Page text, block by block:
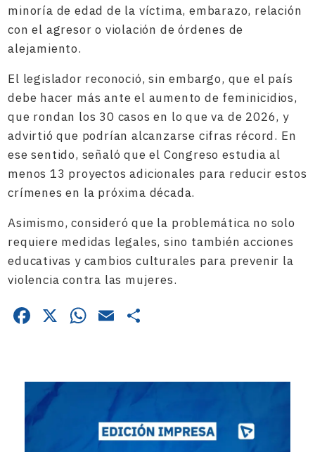
minoría de edad de la víctima, embarazo, relación
con el agresor o violación de órdenes de
alejamiento.
El legislador reconoció, sin embargo, que el país
debe hacer más ante el aumento de feminicidios,
que rondan los 30 casos en lo que va de 2026, y
advirtió que podrían alcanzarse cifras récord. En
ese sentido, señaló que el Congreso estudia al
menos 13 proyectos adicionales para reducir estos
crímenes en la próxima década.
Asimismo, consideró que la problemática no solo
requiere medidas legales, sino también acciones
educativas y cambios culturales para prevenir la
violencia contra las mujeres.
Facebook
X WhatsApp
Email